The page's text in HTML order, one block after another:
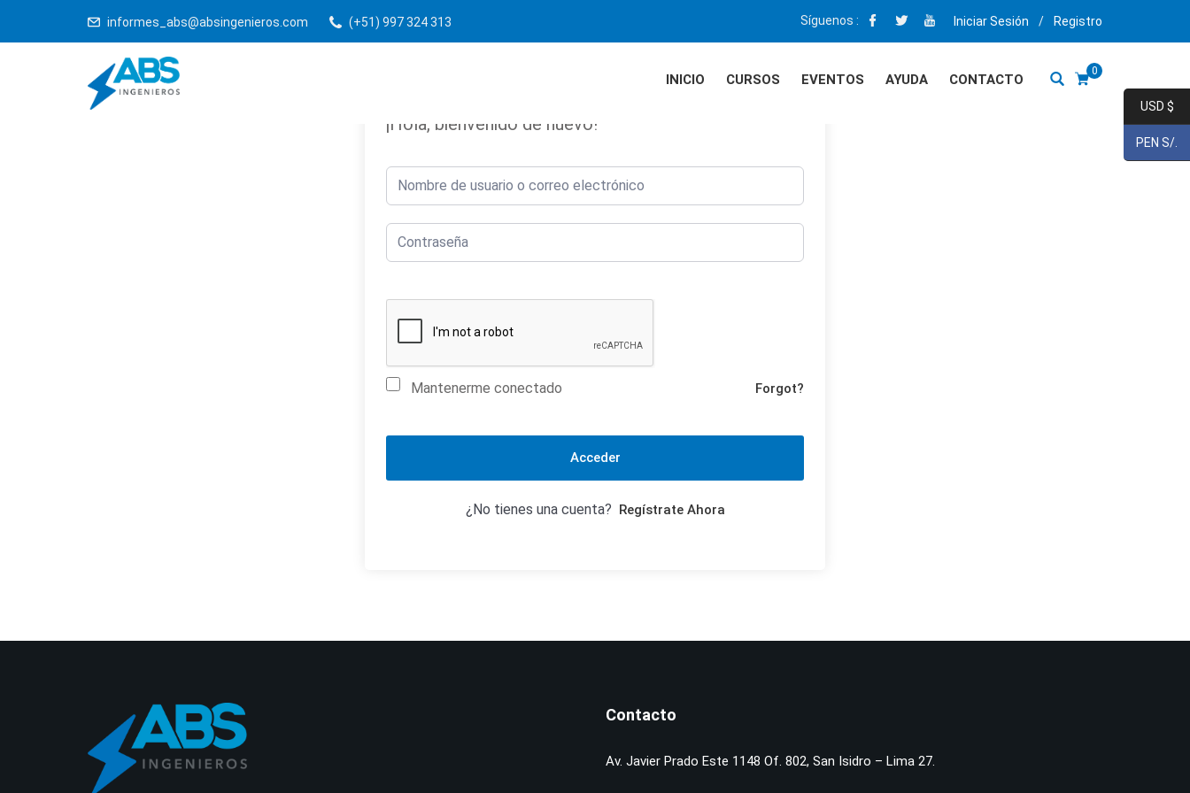
informes_abs@absingenieros.com (+51) 997 324 313 Síguenos : Iniciar Sesión / Registro
0
INICIO CURSOS EVENTOS AYUDA CONTACTO
¡Hola, bienvenido de nuevo!
Mantenerme conectado Forgot?
Acceder
¿No tienes una cuenta? Regístrate Ahora
Contacto
Av. Javier Prado Este 1148 Of. 802, San Isidro – Lima 27.
USD $
PEN S/.